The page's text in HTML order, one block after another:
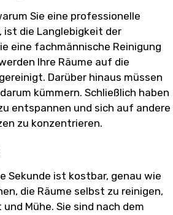
Sie eine professionelle
ist die Langlebigkeit der
eine fachmännische Reinigung
Ihre Räume auf die
Darüber hinaus müssen
kümmern. Schließlich haben
entspannen und sich auf andere
zu konzentrieren.
Sekunde ist kostbar, genau wie
die Räume selbst zu reinigen,
Mühe. Sie sind nach dem